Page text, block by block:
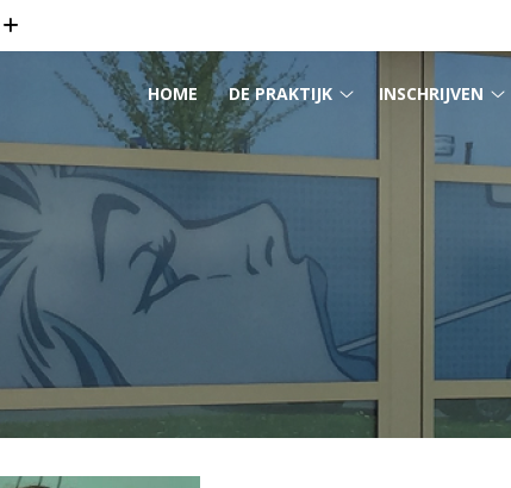
Tekst
vergroten
HOOFDMENU
HOME DE PRAKTIJK
submenu
INSCHRIJVEN